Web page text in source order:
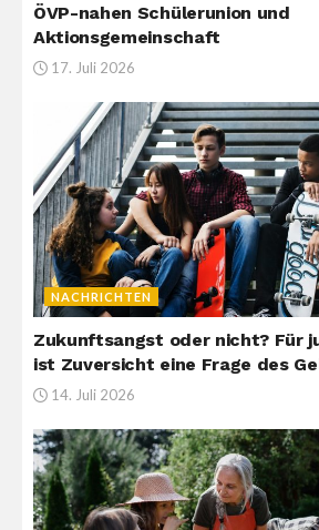
ÖVP-nahen Schülerunion und
Aktionsgemeinschaft
17. Juli 2026
NACHRICHTEN
Zukunftsangst oder nicht? Für
ist Zuversicht eine Frage des
14. Juli 2026